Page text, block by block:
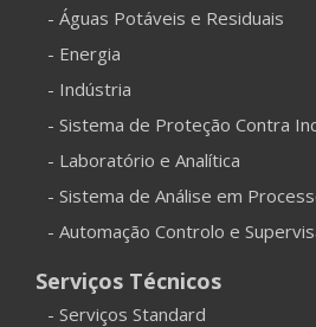
- Águas Potáveis e Residuais
- Energia
- Indústria
- Sistema de Proteção Contra
- Laboratório e Analítica
- Sistema de Análise em
- Automação Controlo e
Serviços Técnicos
- Serviços Standard